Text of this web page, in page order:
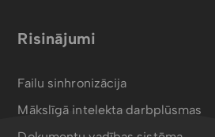
Risinājumi
Failu sinhronizācija
Mākslīgā intelekta darbplūsmas